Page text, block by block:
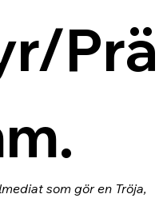
Prä
som gör en Tröja,